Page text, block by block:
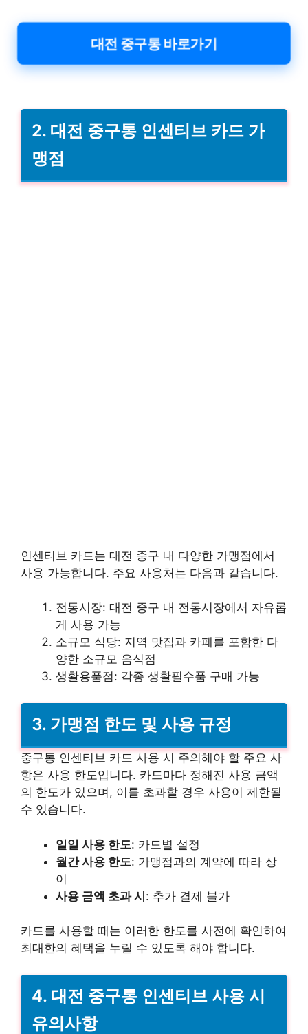
대전 중구통 바로가기
2. 대전 중구통 인센티브 카드 가
맹점
인센티브 카드는 대전 중구 내 다양한 가맹점에서
사용 가능합니다. 주요 사용처는 다음과 같습니다.
전통시장: 대전 중구 내 전통시장에서 자유롭
게 사용 가능
소규모 식당: 지역 맛집과 카페를 포함한 다
양한 소규모 음식점
생활용품점: 각종 생활필수품 구매 가능
3. 가맹점 한도 및 사용 규정
중구통 인센티브 카드 사용 시 주의해야 할 주요 사
항은 사용 한도입니다. 카드마다 정해진 사용 금액
의 한도가 있으며, 이를 초과할 경우 사용이 제한될
수 있습니다.
일일 사용 한도: 카드별 설정
월간 사용 한도: 가맹점과의 계약에 따라 상
이
사용 금액 초과 시: 추가 결제 불가
카드를 사용할 때는 이러한 한도를 사전에 확인하여
최대한의 혜택을 누릴 수 있도록 해야 합니다.
4. 대전 중구통 인센티브 사용 시
유의사항